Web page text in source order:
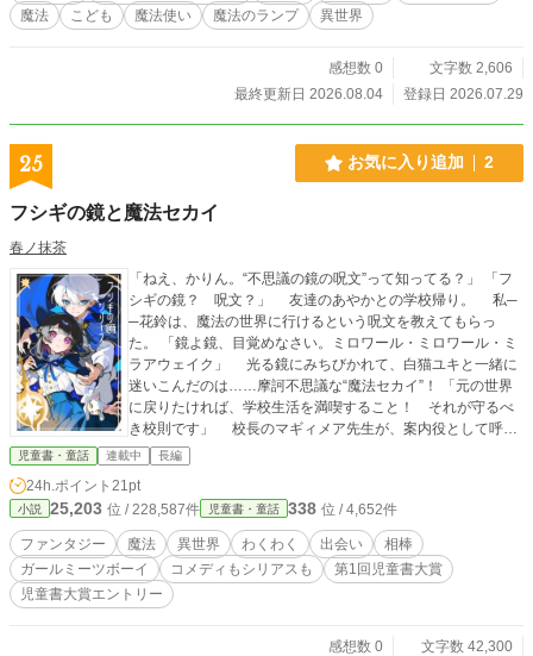
魔法
こども 魔法使い 魔法のランプ 異世界
感想数 0
文字数 2,606
最終更新日 2026.08.04
登録日 2026.07.29
25 お気に入り追加 2
フシギの鏡と魔法セカイ
春ノ抹茶
「ねえ、かりん。“不思議の鏡の呪文”って知ってる？」 「フ
シギの鏡？ 呪文？」 友達のあやかとの学校帰り。 私─
─花鈴は、魔法の世界に行けるという呪文を教えてもらっ
た。 「鏡よ鏡、目覚めなさい。ミロワール・ミロワール・ミ
ラアウェイク」 光る鏡にみちびかれて、白猫ユキと一緒に
迷いこんだのは……摩訶不思議な“魔法セカイ”！ 「元の世界
に戻りたければ、学校生活を満喫すること！ それが守るべ
き校則です」 校長のマギィメア先生が、案内役として呼び
出したのは、アルトという男の子。 私とユキは、アルトと
一緒に、わくわくの魔法学校生活を送ることに。 魔法セカ
イは夢のセカイ。とっても楽しくて仕方がない！ でも……
なんだか、大切なものを忘れているような──？ ※表紙にの
みAIを使用し、加筆修正しております ※本文にはAIを一切使
用しておりません
児童書・童話 連載中 長編
24h.ポイント 21pt
小説 25,203 位 / 228,587件 児童書・童話 338 位 / 4,652件
ファンタジー 魔法 異世界 わくわく 出会い
相棒
ガールミーツボーイ
コメディもシリアスも
第1回児童書大賞
児童書大賞エントリー
感想数 0
文字数 42,300